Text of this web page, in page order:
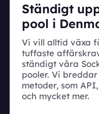
Ständigt
pool i
Vi vill alltid växa
tuffaste
ständigt våra
pooler. Vi
metoder, som
och mycket mer.